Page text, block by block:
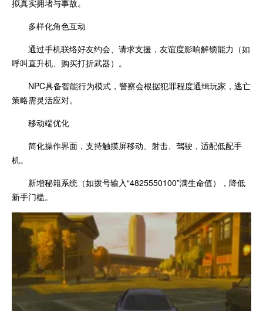
拟真实拥堵与事故。
多样化角色互动
通过手机联络好友约会、请求支援，友谊度影响解锁能力（如
呼叫直升机、购买打折武器）。
NPC具备智能行为模式，警察会根据犯罪程度通缉玩家，逃亡
策略需灵活应对。
移动端优化
简化操作界面，支持触摸屏移动、射击、驾驶，适配低配手
机。
新增秘籍系统（如拨号输入“4825550100”满生命值），降低
新手门槛。